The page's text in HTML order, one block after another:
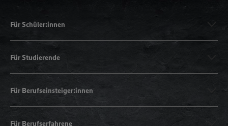
Für Schüler:innen
Für Studierende
Für Berufseinsteiger:innen
Für Berufserfahrene